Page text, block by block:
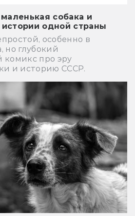
собака и
одной страны
особенно в
но глубокий
комикс про эру
и историю СССР.